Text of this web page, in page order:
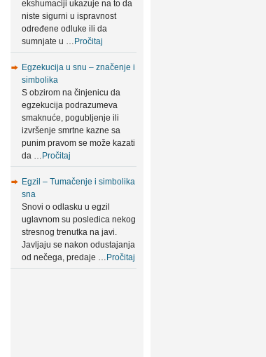
ekshumaciji ukazuje na to da
niste sigurni u ispravnost
određene odluke ili da
sumnjate u … Pročitaj
Egzekucija u snu – značenje i
simbolika
S obzirom na činjenicu da
egzekucija podrazumeva
smaknuće, pogubljenje ili
izvršenje smrtne kazne sa
punim pravom se može kazati
da … Pročitaj
Egzil – Tumačenje i simbolika
sna
Snovi o odlasku u egzil
uglavnom su posledica nekog
stresnog trenutka na javi.
Javljaju se nakon odustajanja
od nečega, predaje … Pročitaj